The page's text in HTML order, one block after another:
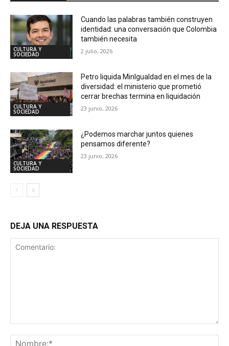
CULTURA Y
SOCIEDAD
Cuando las palabras también construyen
identidad: una conversación que Colombia
también necesita
2 julio, 2026
CULTURA Y
SOCIEDAD
Petro liquida MinIgualdad en el mes de la
diversidad: el ministerio que prometió
cerrar brechas termina en liquidación
23 junio, 2026
CULTURA Y
SOCIEDAD
¿Podemos marchar juntos quienes
pensamos diferente?
23 junio, 2026
DEJA UNA RESPUESTA